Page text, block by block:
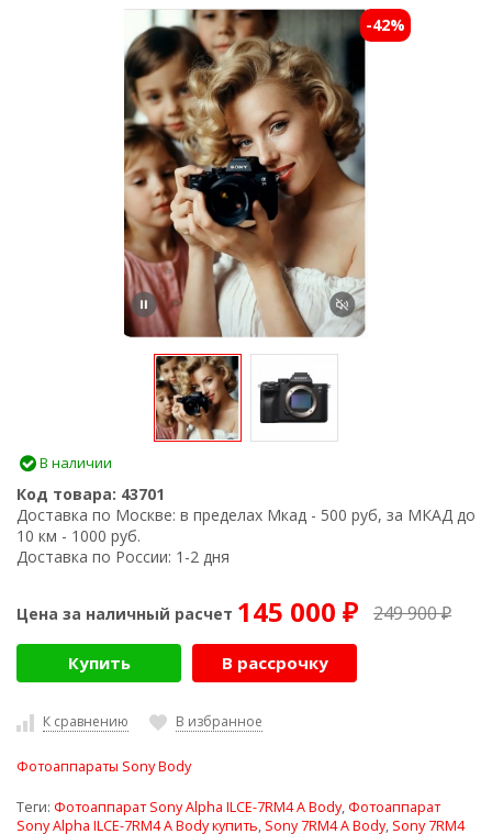
-42%
В наличии
Код товара: 43701
Доставка по Москве: в пределах Мкад - 500 руб, за МКАД до
10 км - 1000 руб.
Доставка по России: 1-2 дня
Цена за наличный расчет 145 000 ₽ 249 900₽
Купить В рассрочку
К сравнению В избранное
Фотоаппараты Sony Body
Теги: Фотоаппарат Sony Alpha ILCE-7RM4 A Body, Фотоаппарат
Sony Alpha ILCE-7RM4 A Body купить, Sony 7RM4 A Body, Sony 7RM4